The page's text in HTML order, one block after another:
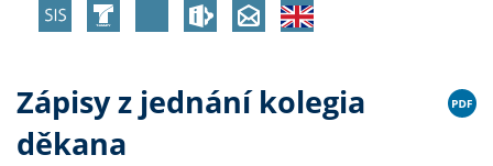
Zápisy z jednání kolegia
děkana